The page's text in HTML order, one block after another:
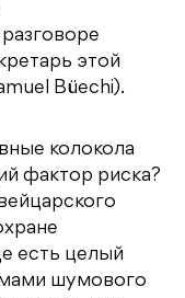
этой
Büechi).
колокола
фактор риска?
есть целый
шумового